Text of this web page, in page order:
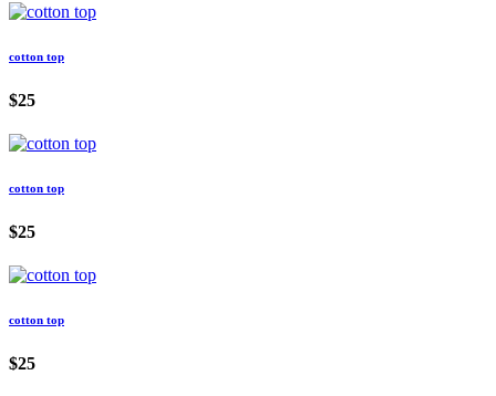
cotton top
$25
cotton top
$25
cotton top
$25